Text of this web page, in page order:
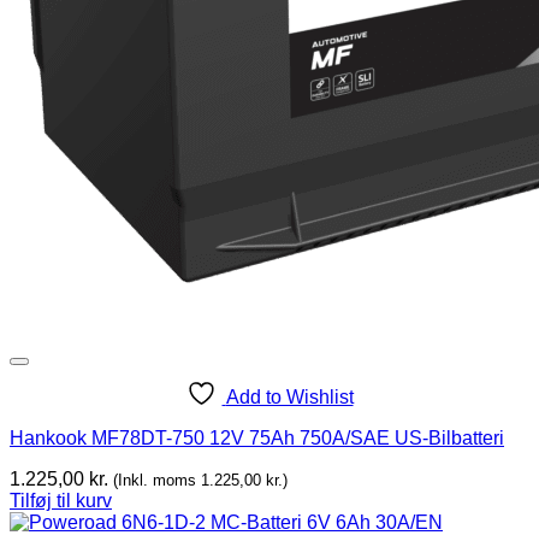
Add to Wishlist
Hankook MF78DT-750 12V 75Ah 750A/SAE US-Bilbatteri
1.225,00 kr. (Inkl. moms 1.225,00 kr.)
Tilføj til kurv